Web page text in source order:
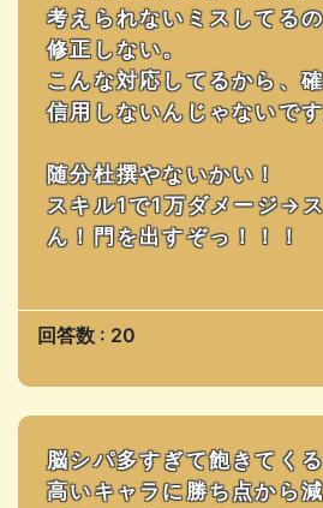
考えられないミスしてる
修正しない。
こんな対応してるから、
信用しないんじゃないで
随分杜撰やないかい！
スキル1で1万ダメージ→
ん！門を出すぞっ！！！
回答数 : 20
脳シパ多すぎて飽きてく
高いキャラに勝ち点から